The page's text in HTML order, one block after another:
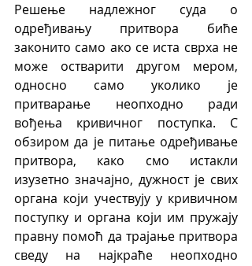
Решење надлежног суда о
одређивању притвора биће
законито само ако се иста сврха не
може остварити другом мером,
односно само уколико је
притварање неопходно ради
вођења кривичног поступка. С
обзиром да је питање одређивање
притвора, како смо истакли
изузетно значајно, дужност је свих
органа који учествују у кривичном
поступку и органа који им пружају
правну помоћ да трајање притвора
сведу на најкраће неопходно